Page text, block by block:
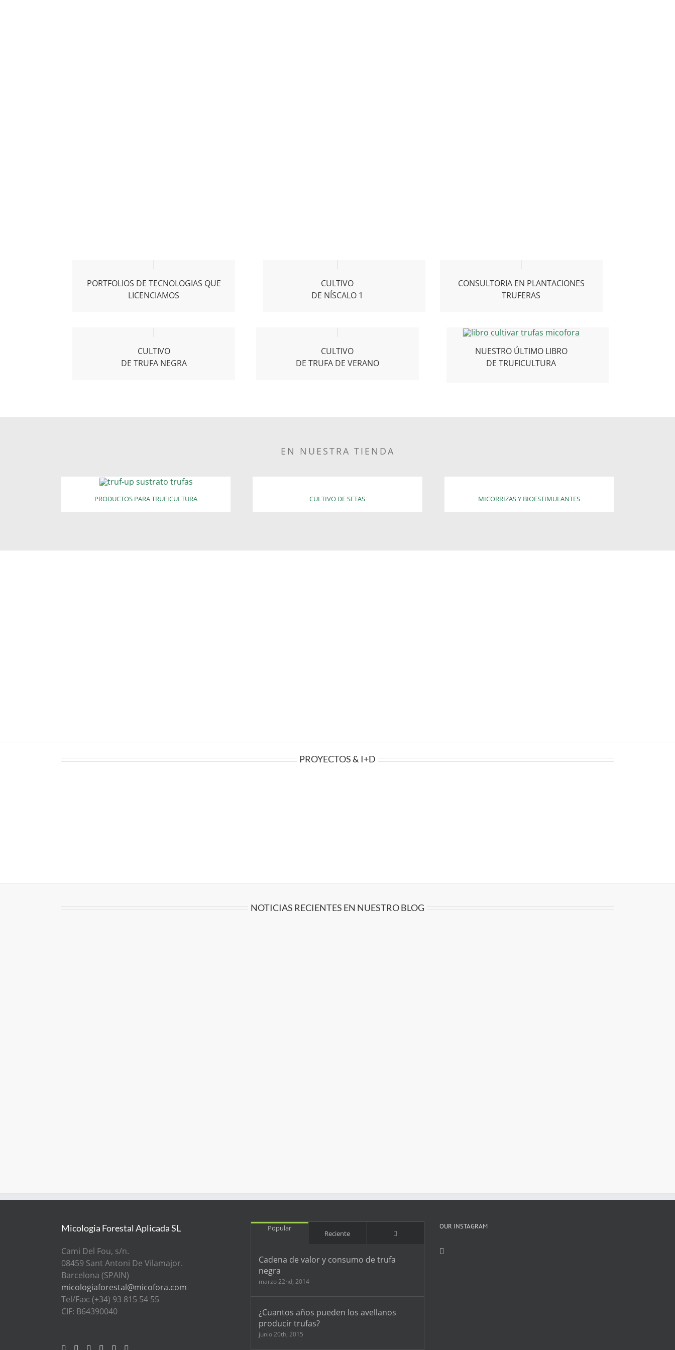
PORTFOLIOS DE TECNOLOGIAS QUE
LICENCIAMOS
CULTIVO
DE NÍSCALO 1
CONSULTORIA EN PLANTACIONES
TRUFERAS
CULTIVO
DE TRUFA NEGRA
CULTIVO
DE TRUFA DE VERANO
NUESTRO ÚLTIMO LIBRO
DE TRUFICULTURA
EN NUESTRA TIENDA
PRODUCTOS PARA TRUFICULTURA CULTIVO DE SETAS MICORRIZAS Y BIOESTIMULANTES
PROYECTOS & I+D
NOTICIAS RECIENTES EN NUESTRO BLOG
Micologia Forestal Aplicada SL
Cami Del Fou, s/n.
08459 Sant Antoni De Vilamajor.
Barcelona (SPAIN)
micologiaforestal@micofora.com
Tel/Fax: (+34) 93 815 54 55
CIF: B64390040
Popular
Reciente
Cadena de valor y consumo de trufa
negra
marzo 22nd, 2014
¿Cuantos años pueden los avellanos
producir trufas?
junio 20th, 2015
OUR INSTAGRAM